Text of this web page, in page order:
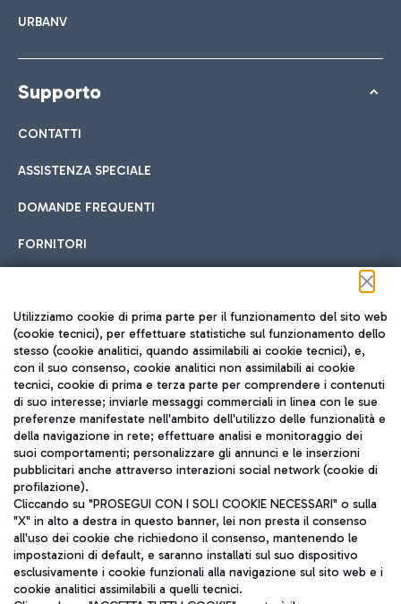
URBANV
Supporto
CONTATTI
ASSISTENZA SPECIALE
DOMANDE FREQUENTI
FORNITORI
Seguici sui social
TRAVEL JOURNAL
ITA
Aeroporti di Roma S.p.A. - Società soggetta a direzione e
Utilizziamo cookie di prima parte per il funzionamento del sito web
(cookie tecnici), per effettuare statistiche sul funzionamento dello
stesso (cookie analitici, quando assimilabili ai cookie tecnici), e,
con il suo consenso, cookie analitici non assimilabili ai cookie
tecnici, cookie di prima e terza parte per comprendere i contenuti
di suo interesse; inviarle messaggi commerciali in linea con le sue
preferenze manifestate nell'ambito dell'utilizzo delle funzionalità e
della navigazione in rete; effettuare analisi e monitoraggio dei
suoi comportamenti; personalizzare gli annunci e le inserzioni
pubblicitari anche attraverso interazioni social network (cookie di
profilazione).
Cliccando su "PROSEGUI CON I SOLI COOKIE NECESSARI" o sulla
"X" in alto a destra in questo banner, lei non presta il consenso
all'uso dei cookie che richiedono il consenso, mantenendo le
impostazioni di default, e saranno installati sul suo dispositivo
esclusivamente i cookie funzionali alla navigazione sul sito web e i
cookie analitici assimilabili a quelli tecnici.